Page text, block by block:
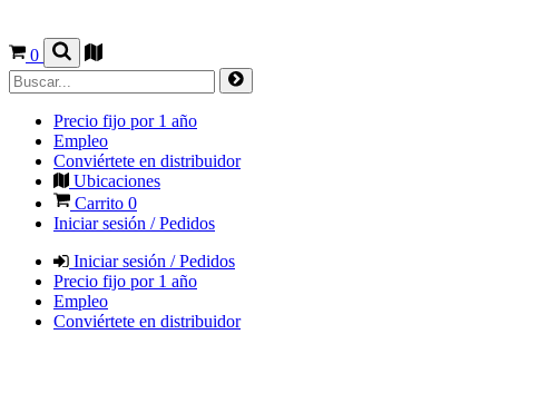
0
Precio fijo por 1 año
Empleo
Conviértete en distribuidor
Ubicaciones
Carrito 0
Iniciar sesión / Pedidos
Iniciar sesión / Pedidos
Precio fijo por 1 año
Empleo
Conviértete en distribuidor